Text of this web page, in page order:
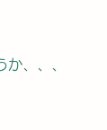
か、、、